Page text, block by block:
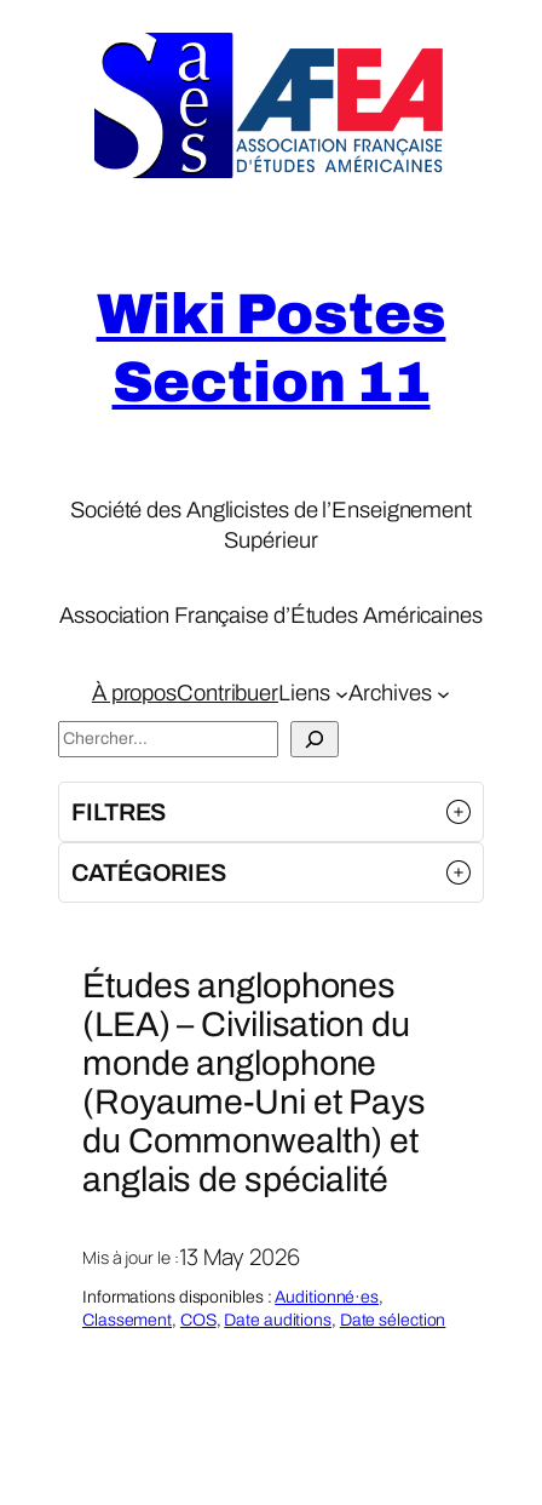
Wiki Postes
Section 11
Société des Anglicistes de l’Enseignement
Supérieur
Association Française d’Études Américaines
À proposContribuerLiens Archives
S
e
a
c
FILTRES
CATÉGORIES
Études anglophones
(LEA) – Civilisation du
monde anglophone
(Royaume-Uni et Pays
du Commonwealth) et
anglais de spécialité
Mis à jour le :13 May 2026
Informations disponibles :Auditionné·es
Classement, COS, Date auditions, Date sélection